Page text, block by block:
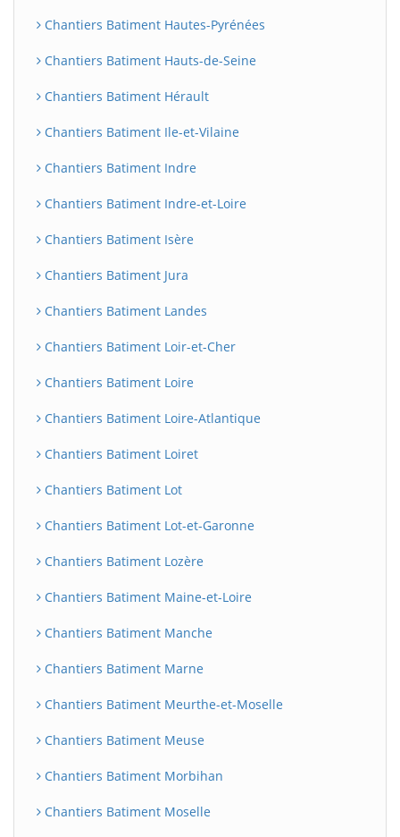
Chantiers Batiment Hautes-Pyrénées
Chantiers Batiment Hauts-de-Seine
Chantiers Batiment Hérault
Chantiers Batiment Ile-et-Vilaine
Chantiers Batiment Indre
Chantiers Batiment Indre-et-Loire
Chantiers Batiment Isère
Chantiers Batiment Jura
Chantiers Batiment Landes
Chantiers Batiment Loir-et-Cher
Chantiers Batiment Loire
Chantiers Batiment Loire-Atlantique
Chantiers Batiment Loiret
Chantiers Batiment Lot
Chantiers Batiment Lot-et-Garonne
Chantiers Batiment Lozère
Chantiers Batiment Maine-et-Loire
Chantiers Batiment Manche
Chantiers Batiment Marne
Chantiers Batiment Meurthe-et-Moselle
Chantiers Batiment Meuse
Chantiers Batiment Morbihan
Chantiers Batiment Moselle